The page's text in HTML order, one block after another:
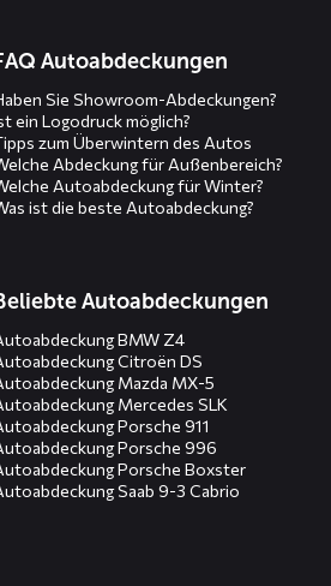
Autoabdeckungen
Sie Showroom-Abdeckungen?
ein Logodruck möglich?
zum Überwintern des Autos
Abdeckung für Außenbereich?
Autoabdeckung für Winter?
ist die beste Autoabdeckung?
Autoabdeckungen
BMW Z4
Citroën DS
Mazda MX-5
Mercedes SLK
Porsche 911
Porsche 996
Porsche Boxster
Saab 9-3 Cabrio